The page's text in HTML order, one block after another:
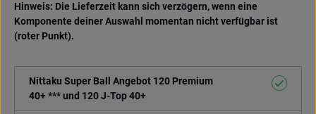
Hinweis: Die Lieferzeit kann sich verzögern, wenn eine
Komponente deiner Auswahl momentan nicht verfügbar ist
(roter Punkt).
Nittaku Super Ball Angebot 120 Premium
40+ *** und 120 J-Top 40+